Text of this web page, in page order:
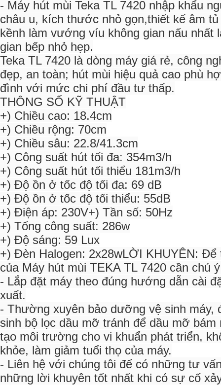
- Máy hút mùi Teka TL 7420 nhập khẩu
châu u, kích thước nhỏ gọn,thiết kế âm
kềnh làm vướng víu không gian nấu nhất
gian bếp nhỏ hẹp.
Teka TL 7420 là dòng máy giá rẻ, công
đẹp, an toàn; hút mùi hiệu quả cao phù
đình với mức chi phí đầu tư thấp.
THÔNG SỐ KỸ THUẬT
+) Chiều cao: 18.4cm
+) Chiều rộng: 70cm
+) Chiều sâu: 22.8/41.3cm
+) Công suất hút tối đa: 354m3/h
+) Công suất hút tối thiểu 181m3/h
+) Độ ồn ở tốc độ tối đa: 69 dB
+) Độ ồn ở tốc độ tối thiểu: 55dB
+) Điện áp: 230V+) Tần số: 50Hz
+) Tổng công suất: 286w
+) Độ sáng: 59 Lux
+) Đèn Halogen: 2x28wLỜI KHUYÊN: Để
của Máy hút mùi TEKA TL 7420 cần chú
- Lắp đặt máy theo đúng hướng dẫn cài
xuất.
- Thường xuyên bảo dưỡng vệ sinh máy,
sinh bộ lọc dầu mỡ tránh để dầu mỡ
tạo môi trường cho vi khuẩn phát triển,
khỏe, làm giảm tuổi thọ của máy.
- Liên hệ với chúng tôi để có những tư
những lời khuyên tốt nhất khi có sự cố